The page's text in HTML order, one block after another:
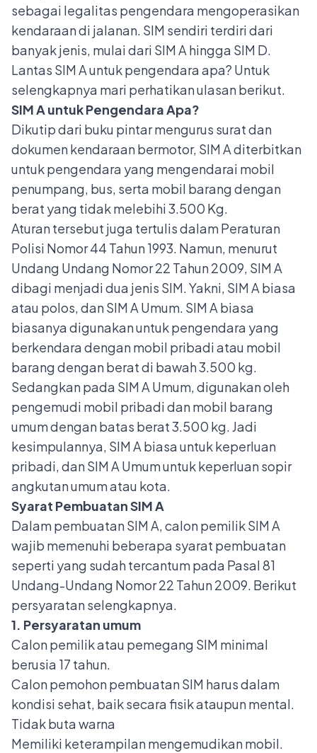
sebagai legalitas pengendara mengoperasikan
kendaraan di jalanan. SIM sendiri terdiri dari
banyak jenis, mulai dari SIM A hingga SIM D.
Lantas SIM A untuk pengendara apa? Untuk
selengkapnya mari perhatikan ulasan berikut.
SIM A untuk Pengendara Apa?
Dikutip dari buku pintar mengurus surat dan
dokumen kendaraan bermotor, SIM A diterbitkan
untuk pengendara yang mengendarai mobil
penumpang, bus, serta mobil barang dengan
berat yang tidak melebihi 3.500 Kg.
Aturan tersebut juga tertulis dalam Peraturan
Polisi Nomor 44 Tahun 1993. Namun, menurut
Undang Undang Nomor 22 Tahun 2009, SIM A
dibagi menjadi dua jenis SIM. Yakni, SIM A biasa
atau polos, dan SIM A Umum. SIM A biasa
biasanya digunakan untuk pengendara yang
berkendara dengan mobil pribadi atau mobil
barang dengan berat di bawah 3.500 kg.
Sedangkan pada SIM A Umum, digunakan oleh
pengemudi mobil pribadi dan mobil barang
umum dengan batas berat 3.500 kg. Jadi
kesimpulannya, SIM A biasa untuk keperluan
pribadi, dan SIM A Umum untuk keperluan sopir
angkutan umum atau kota.
Syarat Pembuatan SIM A
Dalam pembuatan SIM A, calon pemilik SIM A
wajib memenuhi beberapa syarat pembuatan
seperti yang sudah tercantum pada Pasal 81
Undang-Undang Nomor 22 Tahun 2009. Berikut
persyaratan selengkapnya.
1. Persyaratan umum
Calon pemilik atau pemegang SIM minimal
berusia 17 tahun.
Calon pemohon pembuatan SIM harus dalam
kondisi sehat, baik secara fisik ataupun mental.
Tidak buta warna
Memiliki keterampilan mengemudikan mobil.